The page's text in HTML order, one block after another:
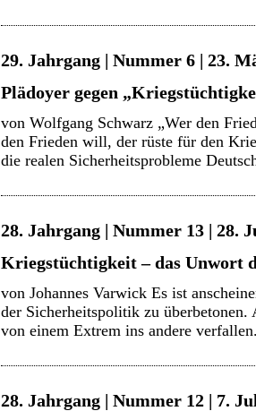
29. Jahrgang | Nummer 6 | 23.
Plädoyer gegen
von Wolfgang Schwarz „Wer den
den Frieden will, der rüste für den
die realen Sicherheitsprobleme
28. Jahrgang | Nummer 13 | 28.
Kriegstüchtigkeit – das Unwort
von Johannes Varwick Es ist
der Sicherheitspolitik zu
von einem Extrem ins andere
28. Jahrgang | Nummer 12 | 7.